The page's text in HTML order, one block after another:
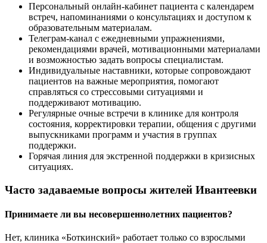
Персональный онлайн-кабинет пациента с календарем
встреч, напоминаниями о консультациях и доступом к
образовательным материалам.
Телеграм-канал с ежедневными упражнениями,
рекомендациями врачей, мотивационными материалами
и возможностью задать вопросы специалистам.
Индивидуальные наставники, которые сопровождают
пациентов на важные мероприятия, помогают
справляться со стрессовыми ситуациями и
поддерживают мотивацию.
Регулярные очные встречи в клинике для контроля
состояния, корректировки терапии, общения с другими
выпускниками программ и участия в группах
поддержки.
Горячая линия для экстренной поддержки в кризисных
ситуациях.
Часто задаваемые вопросы жителей Ивантеевки
Принимаете ли вы несовершеннолетних пациентов?
Нет, клиника «Боткинский» работает только со взрослыми